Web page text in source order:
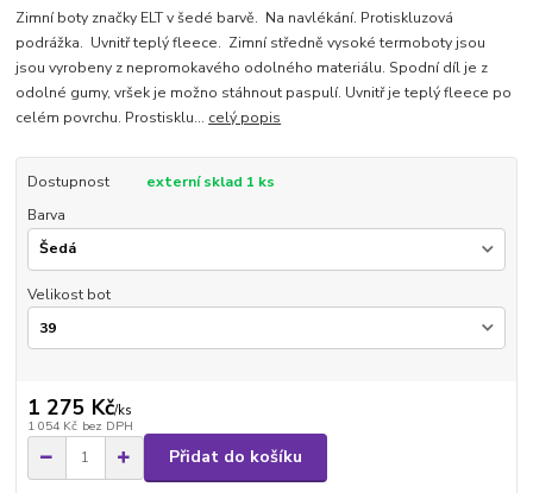
Zimní boty značky ELT v šedé barvě. Na navlékání. Protiskluzová
podrážka. Uvnitř teplý fleece. Zimní středně vysoké termoboty jsou
jsou vyrobeny z nepromokavého odolného materiálu. Spodní díl je z
odolné gumy, vršek je možno stáhnout paspulí. Uvnitř je teplý fleece po
celém povrchu. Prostisklu... celý popis
Dostupnost
externí sklad 1 ks
Barva
Velikost bot
1 275 Kč/ks
1 054 Kč bez DPH
Přidat do košíku